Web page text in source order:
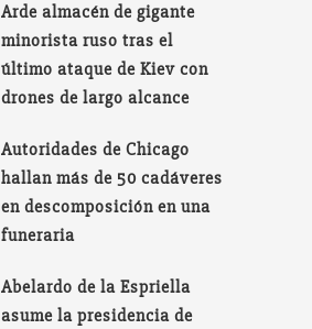
Arde almacén de gigante
minorista ruso tras el
último ataque de Kiev con
drones de largo alcance
Autoridades de Chicago
hallan más de 50 cadáveres
en descomposición en una
funeraria
Abelardo de la Espriella
asume la presidencia de